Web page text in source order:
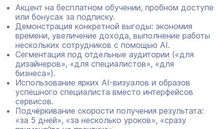
Акцент на бесплатном обучении, пробном доступе
или бонусах за подписку.
Демонстрация конкретной выгоды: экономия
времени, увеличение дохода, выполнение работы
нескольких сотрудников с помощью AI.
Сегментация под отдельные аудитории («для
дизайнеров», «для специалистов», «для
бизнеса»).
Использование ярких AI-визуалов и образов
успешного специалиста вместо интерфейсов
сервисов.
Подчёркивание скорости получения результата:
«за 5 дней», «за несколько уроков», «сразу